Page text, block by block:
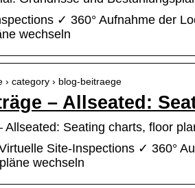
✓ 360° Aufnahme der
wechseln
› category › blog-beitraege
– Allseated:
Allseated: Seating charts, floor
Site-Inspections ✓ 360°
wechseln